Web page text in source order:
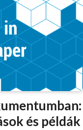
és példák